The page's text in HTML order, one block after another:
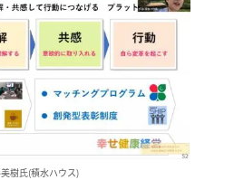
樹氏(積水ハウス)